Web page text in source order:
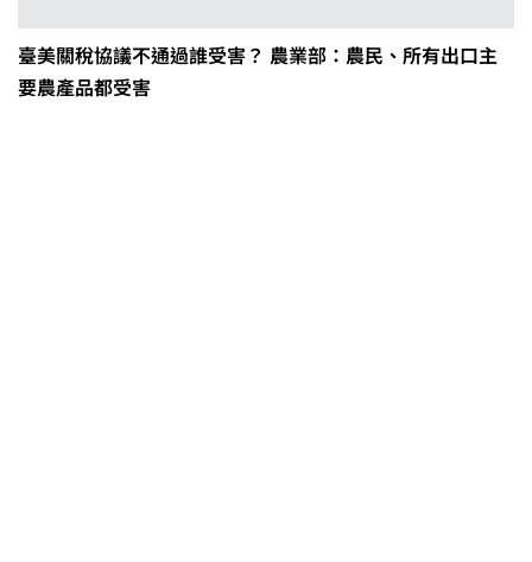
臺美關稅協議不通過誰受害？ 農業部：農民、所有出口主
要農產品都受害